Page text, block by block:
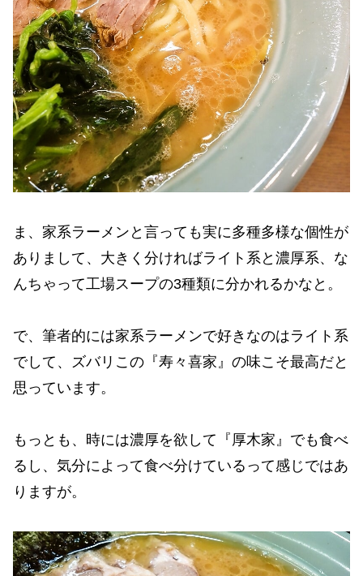
ま、家系ラーメンと言っても実に多種多様な個性が
ありまして、大きく分ければライト系と濃厚系、な
んちゃって工場スープの3種類に分かれるかなと。
で、筆者的には家系ラーメンで好きなのはライト系
でして、ズバリこの『寿々喜家』の味こそ最高だと
思っています。
もっとも、時には濃厚を欲して『厚木家』でも食べ
るし、気分によって食べ分けているって感じではあ
りますが。